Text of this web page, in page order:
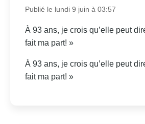
Publié le lundi 9 juin à 03:57
À 93 ans, je crois qu’elle peut
fait ma part! »
À 93 ans, je crois qu’elle peut
fait ma part! »